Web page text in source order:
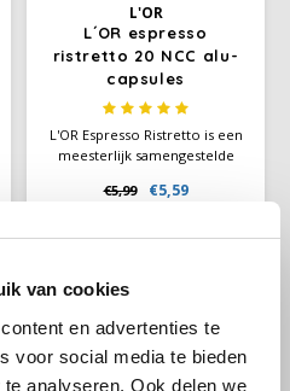
van cookies
en advertenties te
voor social media te bieden
analyseren. Ook delen we
L'OR
L´OR espresso
ristretto 20 NCC alu-
capsules
L'OR Espresso Ristretto is een
meesterlijk samengestelde
met zijn expressieve, frisse
aroma. Deze ristretto biedt
koffie-ervaring.
€5,99
€5,59